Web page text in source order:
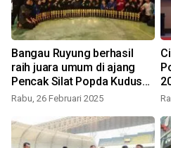
Bangau Ruyung berhasil
raih juara umum di ajang
Pencak Silat Popda Kudus
2025
Rabu, 26 Februari 2025